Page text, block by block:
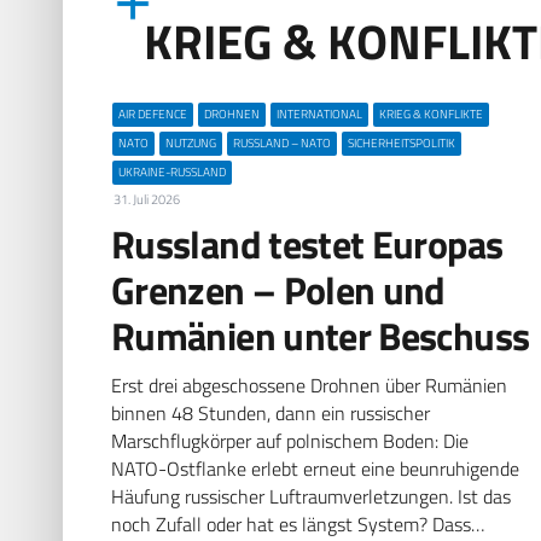
KRIEG &
AIR DEFENCE DROHNEN INTERNATIONAL
KRIEG & KONFLIKTE
NATO
NUTZUNG RUSSLAND – NATO
SICHERHEITSPOLITIK
UKRAINE-RUSSLAND
31. Juli 2026
Russland testet Europas
Grenzen – Polen und
Rumänien unter Beschuss
Erst drei abgeschossene Drohnen über Rumänien
binnen 48 Stunden, dann ein russischer
Marschflugkörper auf polnischem Boden: Die
NATO-Ostflanke erlebt erneut eine beunruhigende
Häufung russischer Luftraumverletzungen. Ist das
noch Zufall oder hat es längst System? Dass…